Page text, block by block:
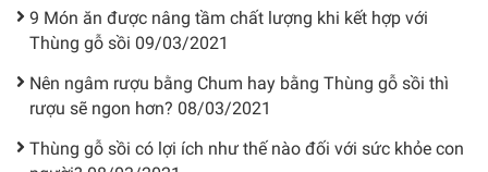
9 Món ăn được nâng tầm chất lượng khi kết hợp với
Thùng gỗ sồi 09/03/2021
Nên ngâm rượu bằng Chum hay bằng Thùng gỗ sồi thì
rượu sẽ ngon hơn? 08/03/2021
Thùng gỗ sồi có lợi ích như thế nào đối với sức khỏe con